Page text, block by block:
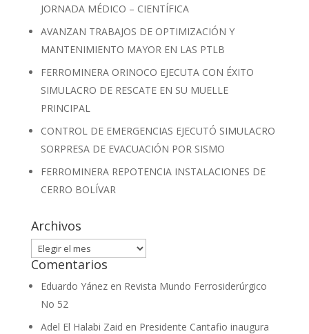
JORNADA MÉDICO – CIENTÍFICA
AVANZAN TRABAJOS DE OPTIMIZACIÓN Y
MANTENIMIENTO MAYOR EN LAS PTLB
FERROMINERA ORINOCO EJECUTA CON ÉXITO
SIMULACRO DE RESCATE EN SU MUELLE
PRINCIPAL
CONTROL DE EMERGENCIAS EJECUTÓ SIMULACRO
SORPRESA DE EVACUACIÓN POR SISMO
FERROMINERA REPOTENCIA INSTALACIONES DE
CERRO BOLÍVAR
Archivos
Archivos
Comentarios
Eduardo Yánezen Revista Mundo Ferrosiderúrgico
No 52
Adel El Halabi Zaid en Presidente Cantafio inaugura